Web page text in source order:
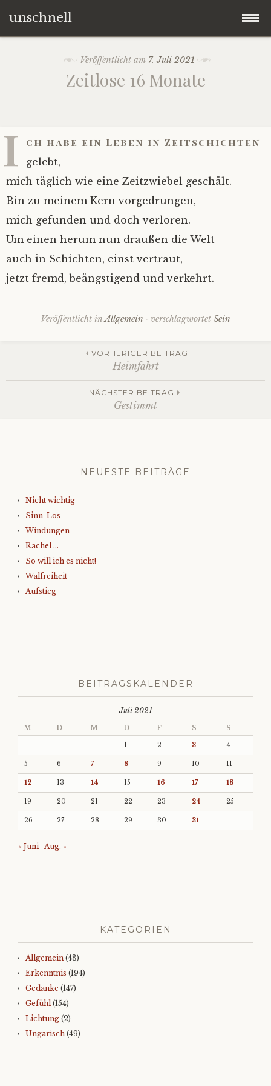
unschnell
Verba
Imagines
Impressum
Veröffentlicht am 7. Juli 2021
Zeitlose 16 Monate
I ch habe ein Leben in Zeitschichten
gelebt,
mich täglich wie eine Zeitzwiebel geschält.
Bin zu meinem Kern vorgedrungen,
mich gefunden und doch verloren.
Um einen herum nun draußen die Welt
auch in Schichten, einst vertraut,
jetzt fremd, beängstigend und verkehrt.
Veröffentlicht in Allgemein verschlagwortet Sein
Beitrags-
Navigation
VORHERIGER BEITRAG
Heimfahrt
NÄCHSTER BEITRAG
Gestimmt
NEUESTE BEITRÄGE
Nicht wichtig
Sinn-Los
Windungen
Rachel …
So will ich es nicht!
Walfreiheit
Aufstieg
BEITRAGSKALENDER
Juli 2021
M D M D F S S
1 2 3 4
5 6 7 8 9 10 11
12 13 14 15 16 17 18
19 20 21 22 23 24 25
26 27 28 29 30 31
« Juni Aug. »
KATEGORIEN
Allgemein (48)
Erkenntnis (194)
Gedanke (147)
Gefühl(154)
Lichtung (2)
Ungarisch (49)